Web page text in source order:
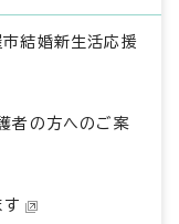
結婚新生活応援
者の方へのご案